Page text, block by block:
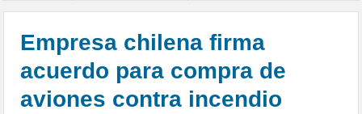
Empresa chilena firma
acuerdo para compra de
aviones contra incendio